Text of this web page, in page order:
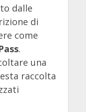
dalle
di
come
.
una
raccolta